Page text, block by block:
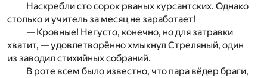
Наскребли сто сорок рваных курсантских. Однако
столько и учитель за месяц не заработает!
— Кровные! Негусто, конечно, но для затравки
хватит, — удовлетворённо хмыкнул Стреляный, один
из заводил стихийных собраний.
В роте всем было известно, что пара вёдер браги,